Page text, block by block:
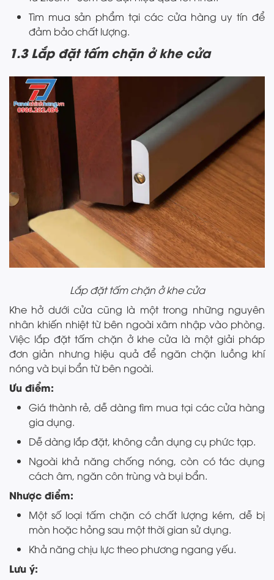
Tìm mua sản phẩm tại các cửa hàng uy tín để
đảm bảo chất lượng.
1.3 Lắp đặt tấm chặn ở khe cửa
Lắp đặt tấm chặn ở khe cửa
Khe hở dưới cửa cũng là một trong những nguyên
nhân khiến nhiệt từ bên ngoài xâm nhập vào phòng.
Việc lắp đặt tấm chặn ở khe cửa là một giải pháp
đơn giản nhưng hiệu quả để ngăn chặn luồng khí
nóng và bụi bẩn từ bên ngoài.
Ưu điểm:
Giá thành rẻ, dễ dàng tìm mua tại các cửa hàng
gia dụng.
Dễ dàng lắp đặt, không cần dụng cụ phức tạp.
Ngoài khả năng chống nóng, còn có tác dụng
cách âm, ngăn côn trùng và bụi bẩn.
Nhược điểm:
Một số loại tấm chặn có chất lượng kém, dễ bị
mòn hoặc hỏng sau một thời gian sử dụng.
Khả năng chịu lực theo phương ngang yếu.
Lưu ý: